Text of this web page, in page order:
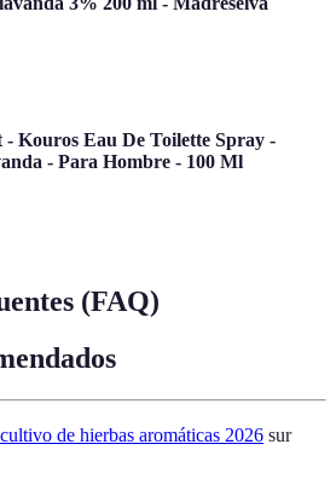
Kouros Eau De Toilette Spray -
- Para Hombre - 100 Ml
(FAQ)
cultivo de hierbas aromáticas 2026 sur